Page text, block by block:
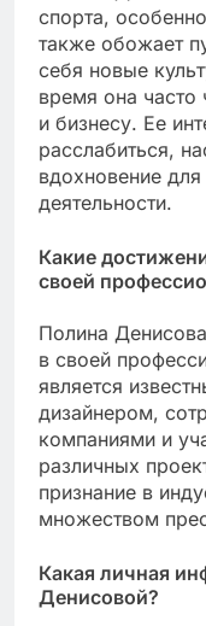
спорта,
также обожает
себя новые
время она часто
и бизнесу. Ее
расслабиться,
вдохновение
деятельности.
Какие
своей
Полина
в своей
является
дизайнером,
компаниями и
различных
признание в
множеством
Какая личная
Денисовой?